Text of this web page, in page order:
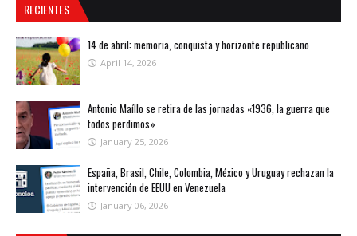
RECIENTES
14 de abril: memoria, conquista y horizonte republicano
April 14, 2026
Antonio Maíllo se retira de las jornadas «1936, la guerra que
todos perdimos»
January 25, 2026
España, Brasil, Chile, Colombia, México y Uruguay rechazan la
intervención de EEUU en Venezuela
January 06, 2026